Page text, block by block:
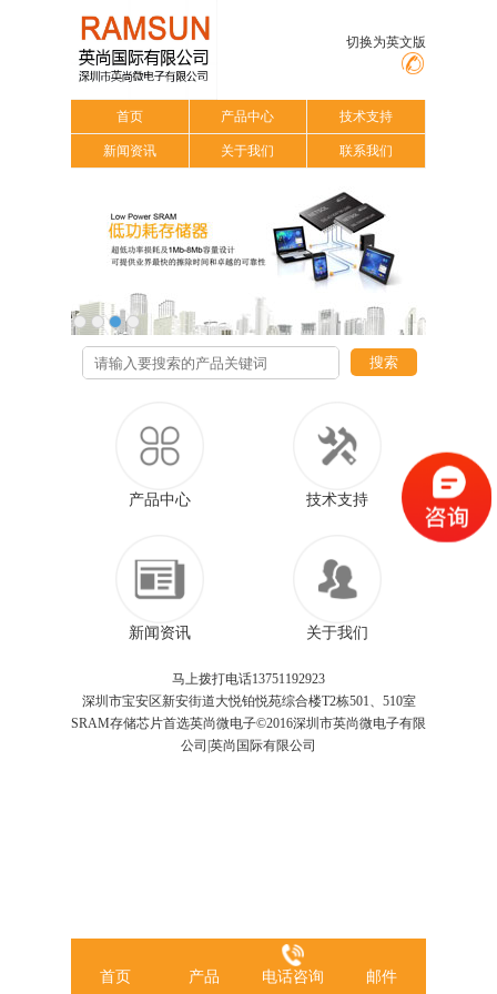
切换为英文版
首页 产品中心 技术支持
新闻资讯 关于我们 联系我们
搜索
产品中心 技术支持
新闻资讯 关于我们
马上拨打电话13751192923
深圳市宝安区新安街道大悦铂悦苑综合楼T2栋501、510室
SRAM存储芯片首选英尚微电子©2016深圳市英尚微电子有限
公司|英尚国际有限公司
首页 产品 电话咨询 邮件